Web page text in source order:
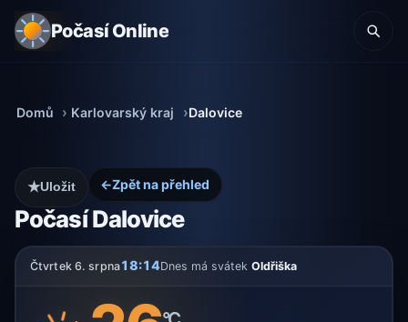
Počasí Online
Domů Karlovarský kraj Dalovice
←Zpět na přehled
Počasí Dalovice
★Uložit
Čtvrtek 6. srpna18:14Dnes má svátek Oldřiška